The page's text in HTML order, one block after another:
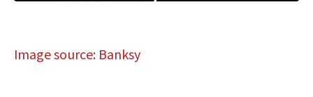
Image source: Banksy